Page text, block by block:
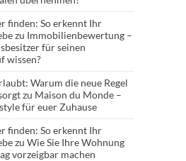
finden: So erkennt Ihr
zu Immobilienbewertung –
für seinen
wissen?
Warum die neue Regel
zu Maison du Monde –
für euer Zuhause
finden: So erkennt Ihr
zu Wie Sie Ihre Wohnung
vorzeigbar machen